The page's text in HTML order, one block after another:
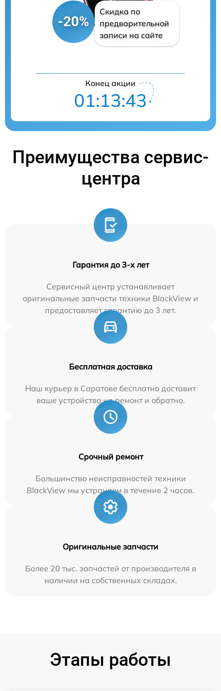
-20%
Скидка по
предварительной
записи на сайте
Конец акции
01:13:42
Преимущества сервис-
центра
Гарантия до 3-х лет
Сервисный центр устанавливает
оригинальные запчасти техники BlackView и
предоставляет гарантию до 3 лет.
Бесплатная доставка
Наш курьер в Саратове бесплатно доставит
ваше устройство на ремонт и обратно.
Срочный ремонт
Большинство неисправностей техники
BlackView мы устраняем в течение 2 часов.
Оригинальные запчасти
Более 20 тыс. запчастей от производителя в
наличии на собственных складах.
Этапы работы